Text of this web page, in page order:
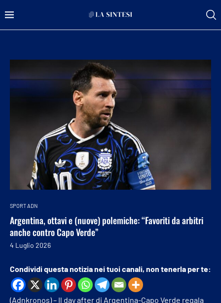
SPORT ADN
Argentina, ottavi e (nuove) polemiche: “Favoriti da arbitri
anche contro Capo Verde”
4 Luglio 2026
Condividi questa notizia nei tuoi canali, non tenerla per te:
(Adnkronos) – Il day after di Argentina-Capo Verde regala